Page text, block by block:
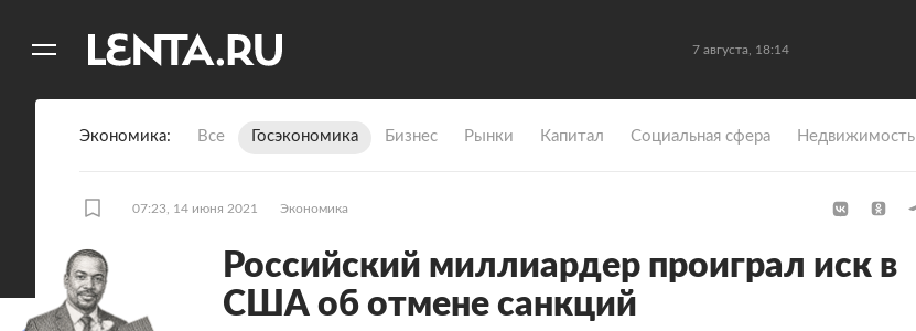
7 августа, 18:14
Экономика Все Госэкономика Бизнес Рынки Капитал Социальная сфера Недвижимость
07:23, 14 июня 2021 Экономика
Российский миллиардер проиграл иск в
США об отмене санкций